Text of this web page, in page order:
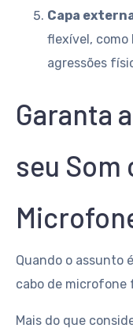
Capa
flexível, como
agressões
Garanta
seu Som
Quando o assunto
cabo de
Mais do que